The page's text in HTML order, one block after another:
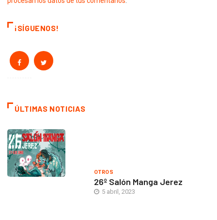
¡SÍGUENOS!
ÚLTIMAS NOTICIAS
OTROS
26º Salón Manga Jerez
5 abril, 2023